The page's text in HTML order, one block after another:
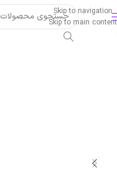
Skip to navigation
Skip to main content